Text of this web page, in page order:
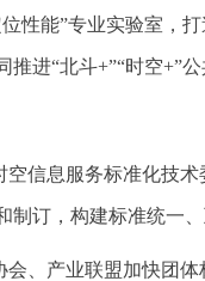
性能”专业实验室，
进“北斗+”“时空+”
信息服务标准化技
制订，构建标准统一
会、产业联盟加快团